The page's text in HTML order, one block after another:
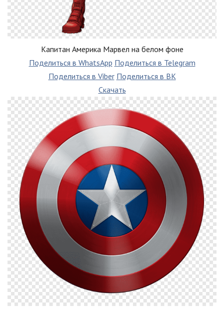
Капитан Америка Марвел на белом фоне
Поделиться в WhatsApp Поделиться в Telegram
Поделиться в Viber Поделиться в ВК
Скачать